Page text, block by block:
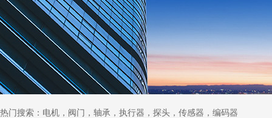
热门搜索：电机，阀门，轴承，执行器，探头，传感器，编码器